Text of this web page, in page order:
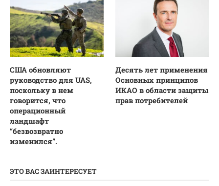
США обновляют
руководство для UAS,
поскольку в нем
говорится, что
операционный
ландшафт
“безвозвратно
изменился”.
Десять лет применения
Основных принципов
ИКАО в области защиты
прав потребителей
ЭТО ВАС ЗАИНТЕРЕСУЕТ